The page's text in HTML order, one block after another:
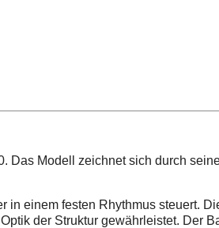
Modell zeichnet sich durch
einem festen Rhythmus steuert.
der Struktur gewährleistet. Der